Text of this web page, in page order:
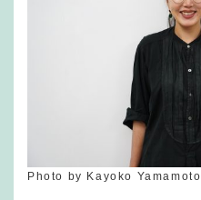
Photo by Kayoko Yamamoto